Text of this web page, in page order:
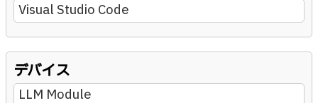
Visual Studio Code
デバイス
LLM Module